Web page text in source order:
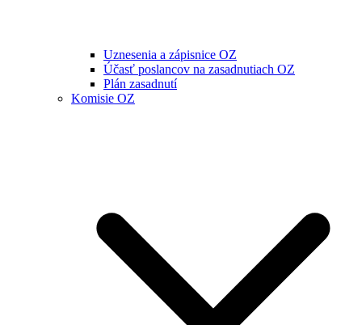
Uznesenia a zápisnice OZ
Účasť poslancov na zasadnutiach OZ
Plán zasadnutí
Komisie OZ